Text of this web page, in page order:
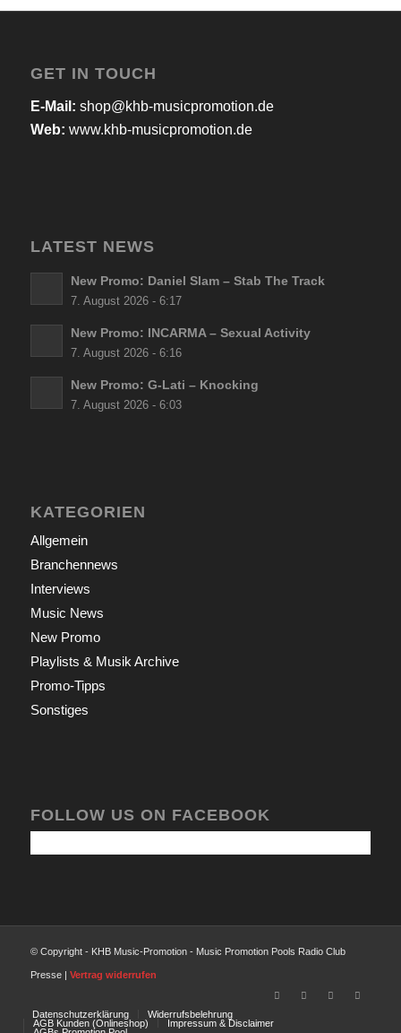
GET IN TOUCH
E-Mail: shop@khb-musicpromotion.de
Web: www.khb-musicpromotion.de
LATEST NEWS
New Promo: Daniel Slam – Stab The Track
7. August 2026 - 6:17
New Promo: INCARMA – Sexual Activity
7. August 2026 - 6:16
New Promo: G-Lati – Knocking
7. August 2026 - 6:03
KATEGORIEN
Allgemein
Branchennews
Interviews
Music News
New Promo
Playlists & Musik Archive
Promo-Tipps
Sonstiges
FOLLOW US ON FACEBOOK
© Copyright - KHB Music-Promotion - Music Promotion Pools Radio Club
Presse | Vertrag widerrufen
Datenschutzerklärung
Widerrufsbelehrung
AGB Kunden (Onlineshop)
Impressum & Disclaimer